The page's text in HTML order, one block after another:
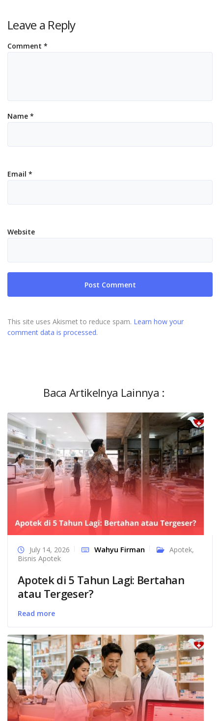
Leave a Reply
Comment *
Name *
Email *
Website
This site uses Akismet to reduce spam. Learn how your
comment data is processed.
Baca Artikelnya Lainnya :
July 14, 2026 Wahyu Firman Apotek,
Bisnis Apotek
Apotek di 5 Tahun Lagi: Bertahan
atau Tergeser?
Read more